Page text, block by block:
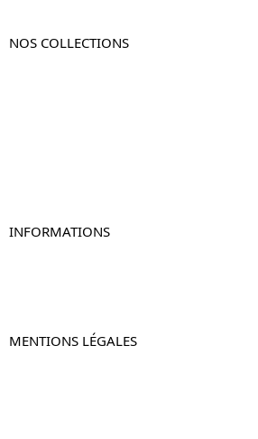
NOS COLLECTIONS
INFORMATIONS
MENTIONS LÉGALES